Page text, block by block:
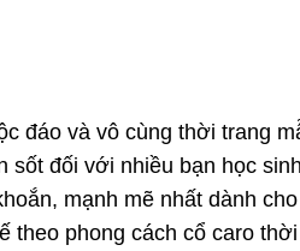
đáo và vô cùng thời trang
sốt đối với nhiều bạn học
mạnh mẽ nhất dành
theo phong cách cổ caro